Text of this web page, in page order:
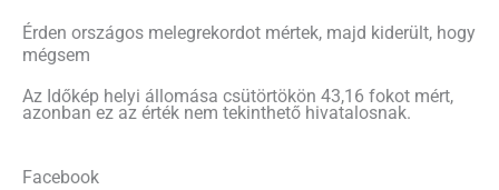
Érden országos melegrekordot mértek, majd kiderült, hogy
mégsem
Az Időkép helyi állomása csütörtökön 43,16 fokot mért,
azonban ez az érték nem tekinthető hivatalosnak.
Facebook